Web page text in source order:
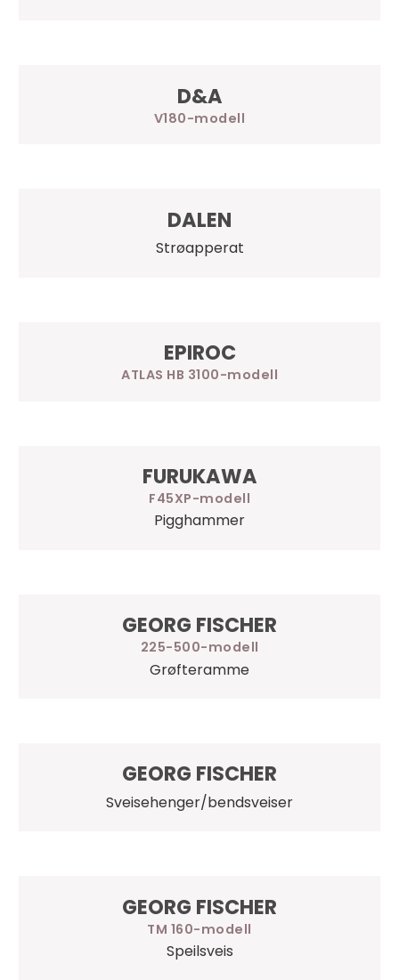
D&A
V180
DALEN
Strøapperat
EPIROC
ATLAS HB 3100
FURUKAWA
F45XP
Pigghammer
GEORG FISCHER
225-500
Grøfteramme
GEORG FISCHER
Sveisehenger/bendsveiser
GEORG FISCHER
TM 160
Speilsveis